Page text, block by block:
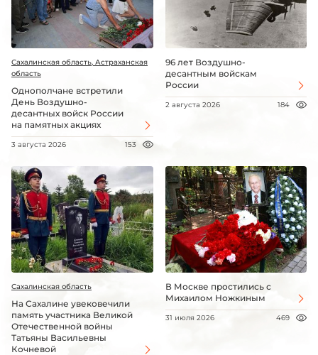
Сахалинская область, Астраханская
область
Однополчане встретили
День Воздушно-
десантных войск России
на памятных акциях
3 августа 2026 153
96 лет Воздушно-
десантным войскам
России
2 августа 2026 184
Сахалинская область
На Сахалине увековечили
память участника Великой
Отечественной войны
Татьяны Васильевны
Кочневой
В Москве простились с
Михаилом Ножкиным
31 июля 2026 469